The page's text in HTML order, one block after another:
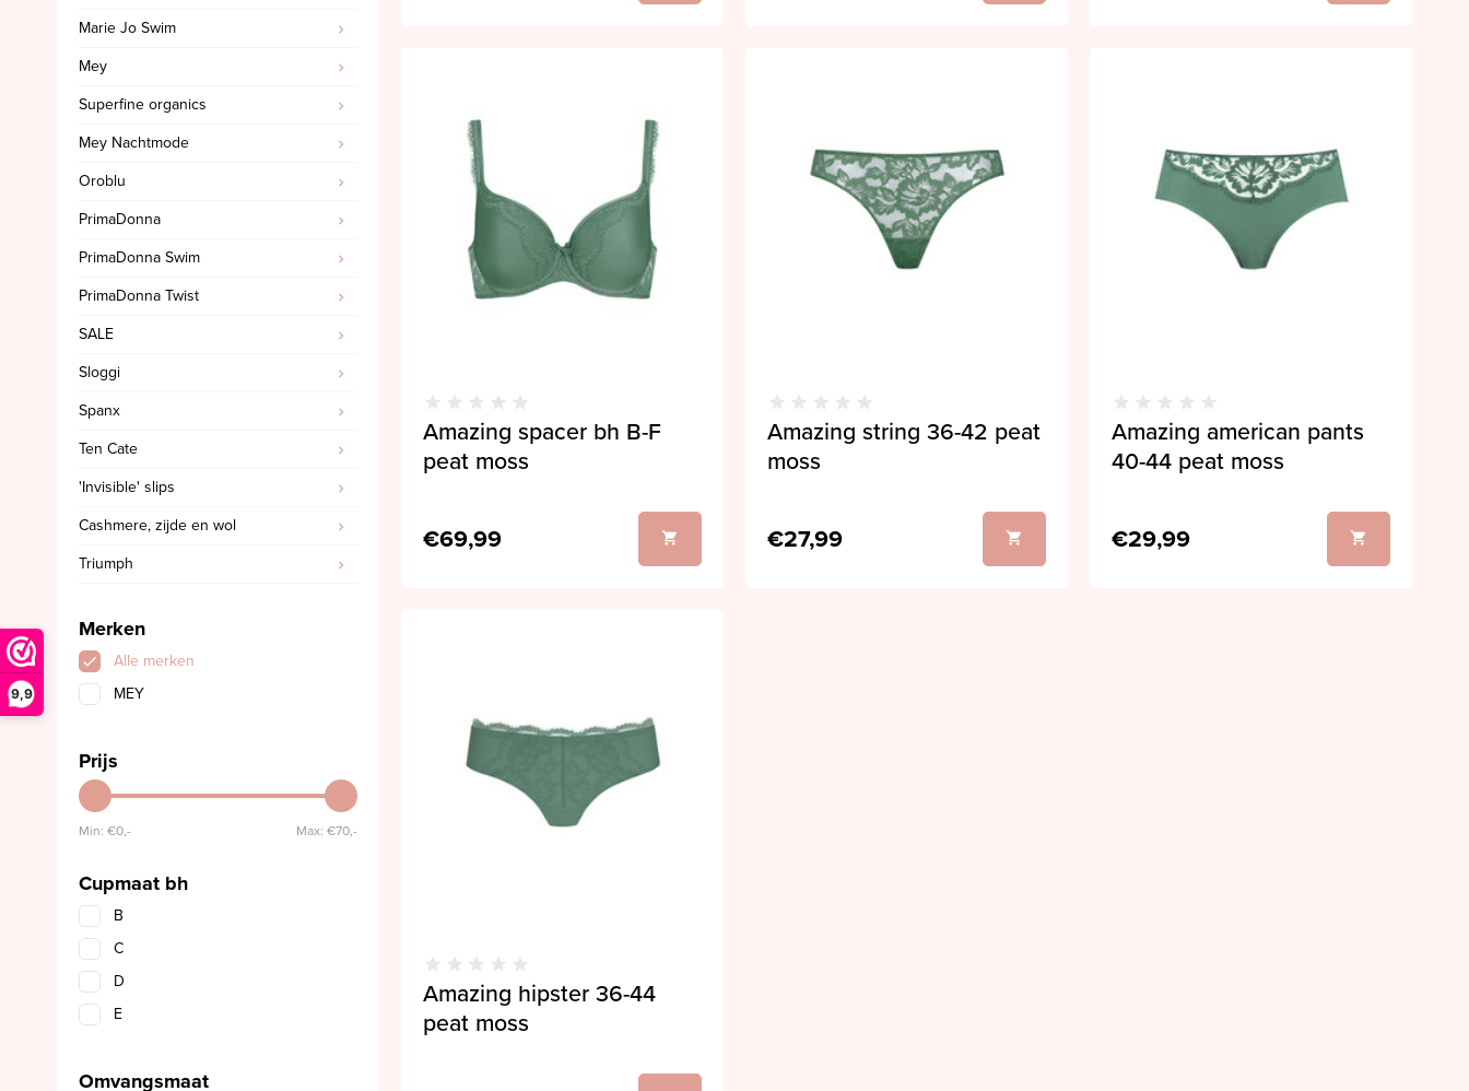
9,9
Marie Jo Swim
Mey
Superfine organics
Mey Nachtmode
Oroblu
PrimaDonna
PrimaDonna Swim
PrimaDonna Twist
SALE
Sloggi
Spanx
Ten Cate
'Invisible' slips
Cashmere, zijde en wol
Triumph
Merken
Alle merken
MEY
Prijs
Min: €0,- Max: €70,-
Cupmaat bh
B
C
D
E
Omvangsmaat
Amazing spacer bh B-F
peat moss
€69,99
Amazing string 36-42 peat
moss
€27,99
Amazing american pants
40-44 peat moss
€29,99
Amazing hipster 36-44
peat moss